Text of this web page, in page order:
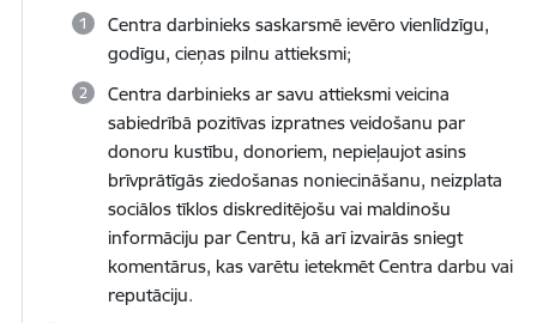
Centra darbinieks saskarsmē ievēro vienlīdzīgu,
godīgu, cieņas pilnu attieksmi;
Centra darbinieks ar savu attieksmi veicina
sabiedrībā pozitīvas izpratnes veidošanu par
donoru kustību, donoriem, nepieļaujot asins
brīvprātīgās ziedošanas noniecināšanu, neizplata
sociālos tīklos diskreditējošu vai maldinošu
informāciju par Centru, kā arī izvairās sniegt
komentārus, kas varētu ietekmēt Centra darbu vai
reputāciju.